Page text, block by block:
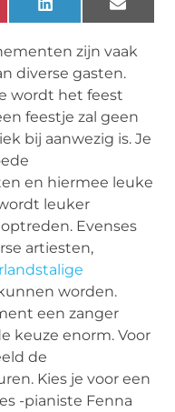
LinkedIn Email
zijn vaak
diverse gasten.
wordt het feest
feestje zal geen
bij aanwezig is. Je
en hiermee leuke
leuker
Evenses
artiesten,
worden.
een zanger
keuze enorm. Voor
de
Kies je voor een
-pianiste Fenna